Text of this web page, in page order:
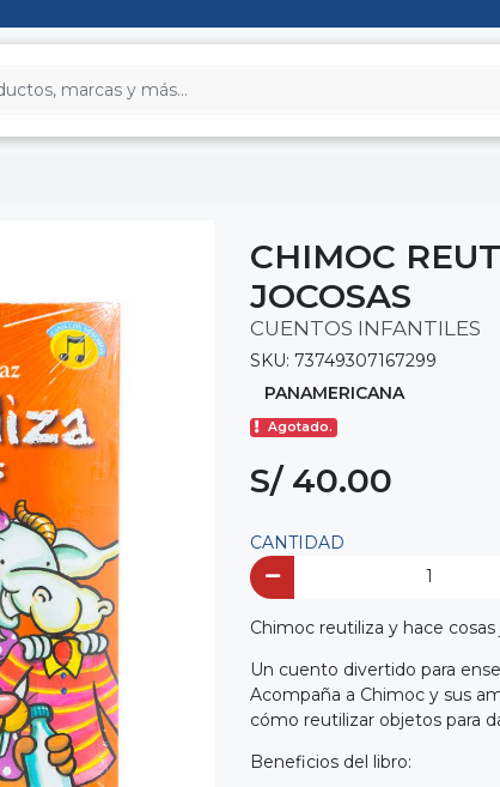
CHIMOC
JOCOSAS
CUENTOS INFANTILES
SKU: 73749307167299
PANAMERICANA
Agotado.
S/ 40.00
CANTIDAD
Chimoc reutiliza y hace
Un cuento divertido para
Acompaña a Chimoc y sus
cómo reutilizar objetos para
Beneficios del libro: